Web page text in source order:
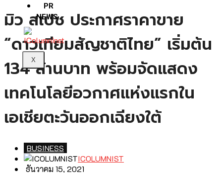
PR
NEWS
X
มิว สเปซ ประกาศราคาขาย
“ดาวเทียมสัญชาติไทย” เริ่มต้น
134 ล้านบาท พร้อมจัดแสดง
เทคโนโลยีอวกาศแห่งแรกใน
เอเชียตะวันออกเฉียงใต้
BUSINESS
ICOLUMNIST
ธันวาคม 15, 2021